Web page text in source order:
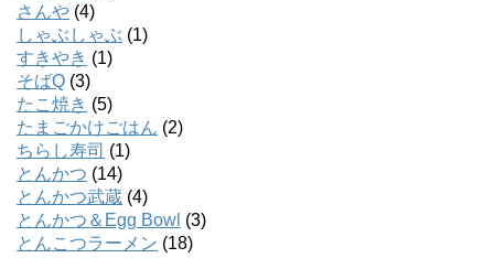
さんや (4)
しゃぶしゃぶ (1)
すきやき (1)
そばQ (3)
たこ焼き (5)
たまごかけごはん (2)
ちらし寿司 (1)
とんかつ (14)
とんかつ武蔵 (4)
とんかつ＆Egg Bowl (3)
とんこつラーメン (18)